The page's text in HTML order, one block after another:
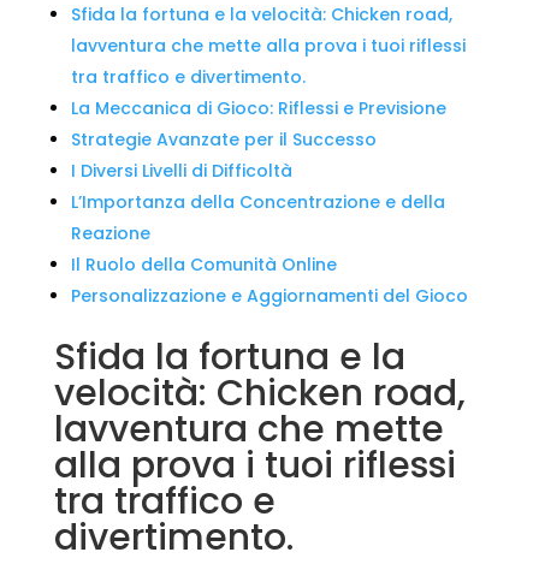
Sfida la fortuna e la velocità: Chicken road,
lavventura che mette alla prova i tuoi riflessi
tra traffico e divertimento.
La Meccanica di Gioco: Riflessi e Previsione
Strategie Avanzate per il Successo
I Diversi Livelli di Difficoltà
L’Importanza della Concentrazione e della
Reazione
Il Ruolo della Comunità Online
Personalizzazione e Aggiornamenti del Gioco
Sfida la fortuna e la
velocità: Chicken road,
lavventura che mette
alla prova i tuoi riflessi
tra traffico e
divertimento.